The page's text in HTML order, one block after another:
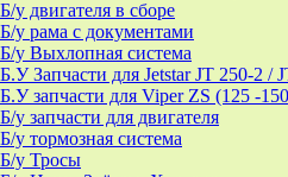
Б/у двигателя в сборе
Б/у рама с документами
Б/у Выхлопная система
Б.У Запчасти для Jetstar JT 250-2 /
Б.У запчасти для Viper ZS (125 -
Б/у запчасти для двигателя
Б/у тормозная система
Б/у Тросы